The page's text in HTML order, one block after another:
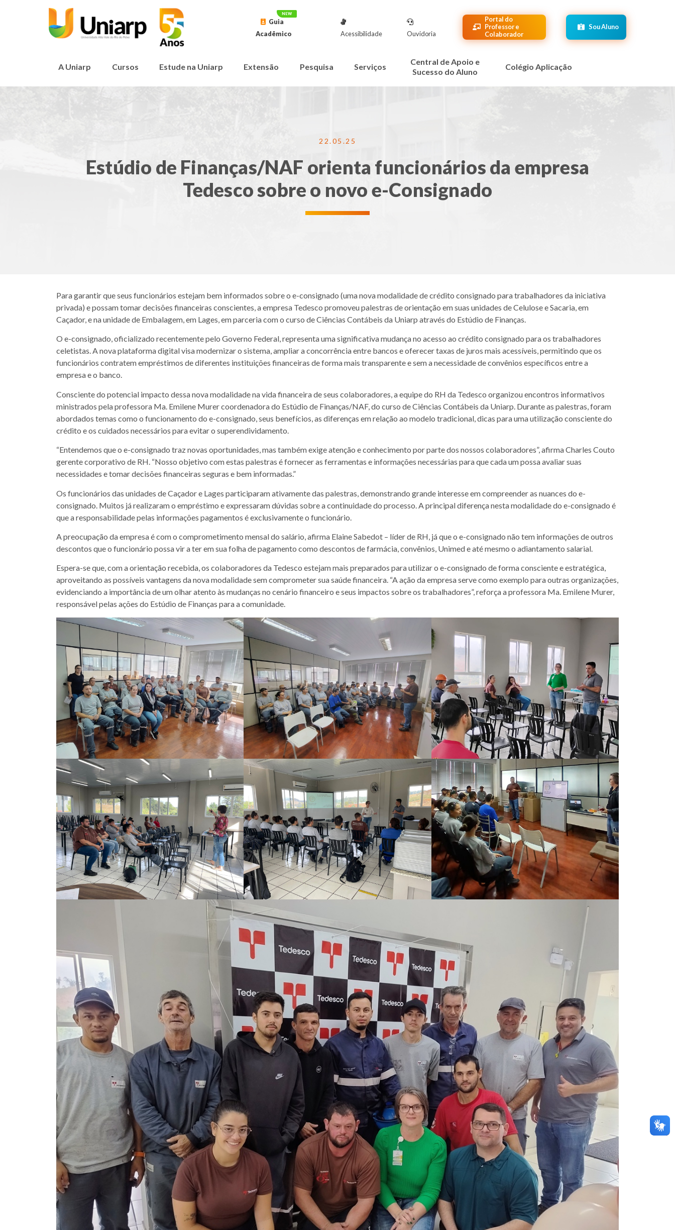
Guia
Acadêmico
Acessibilidade Ouvidoria
Portal do
Professor e
Colaborador
Sou Aluno
A Uniarp Cursos Estude na Uniarp Extensão Pesquisa Serviços
Central de Apoio e
Sucesso do Aluno
Colégio Aplicação
22.05.25
Estúdio de Finanças/NAF orienta funcionários da empresa
Tedesco sobre o novo e-Consignado
Para garantir que seus funcionários estejam bem informados sobre o e-consignado (uma nova modalidade de crédito consignado para trabalhadores da iniciativa
privada) e possam tomar decisões financeiras conscientes, a empresa Tedesco promoveu palestras de orientação em suas unidades de Celulose e Sacaria, em
Caçador, e na unidade de Embalagem, em Lages, em parceria com o curso de Ciências Contábeis da Uniarp através do Estúdio de Finanças.
O e-consignado, oficializado recentemente pelo Governo Federal, representa uma significativa mudança no acesso ao crédito consignado para os trabalhadores
celetistas. A nova plataforma digital visa modernizar o sistema, ampliar a concorrência entre bancos e oferecer taxas de juros mais acessíveis, permitindo que os
funcionários contratem empréstimos de diferentes instituições financeiras de forma mais transparente e sem a necessidade de convênios específicos entre a
empresa e o banco.
Consciente do potencial impacto dessa nova modalidade na vida financeira de seus colaboradores, a equipe do RH da Tedesco organizou encontros informativos
ministrados pela professora Ma. Emilene Murer coordenadora do Estúdio de Finanças/NAF, do curso de Ciências Contábeis da Uniarp. Durante as palestras, foram
abordados temas como o funcionamento do e-consignado, seus benefícios, as diferenças em relação ao modelo tradicional, dicas para uma utilização consciente do
crédito e os cuidados necessários para evitar o superendividamento.
“Entendemos que o e-consignado traz novas oportunidades, mas também exige atenção e conhecimento por parte dos nossos colaboradores”, afirma Charles Couto
gerente corporativo de RH. “Nosso objetivo com estas palestras é fornecer as ferramentas e informações necessárias para que cada um possa avaliar suas
necessidades e tomar decisões financeiras seguras e bem informadas.”
Os funcionários das unidades de Caçador e Lages participaram ativamente das palestras, demonstrando grande interesse em compreender as nuances do e-
consignado. Muitos já realizaram o empréstimo e expressaram dúvidas sobre a continuidade do processo. A principal diferença nesta modalidade do e-consignado é
que a responsabilidade pelas informações pagamentos é exclusivamente o funcionário.
A preocupação da empresa é com o comprometimento mensal do salário, afirma Elaine Sabedot – líder de RH, já que o e-consignado não tem informações de outros
descontos que o funcionário possa vir a ter em sua folha de pagamento como descontos de farmácia, convênios, Unimed e até mesmo o adiantamento salarial.
Espera-se que, com a orientação recebida, os colaboradores da Tedesco estejam mais preparados para utilizar o e-consignado de forma consciente e estratégica,
aproveitando as possíveis vantagens da nova modalidade sem comprometer sua saúde financeira. “A ação da empresa serve como exemplo para outras organizações,
evidenciando a importância de um olhar atento às mudanças no cenário financeiro e seus impactos sobre os trabalhadores”, reforça a professora Ma. Emilene Murer,
responsável pelas ações do Estúdio de Finanças para a comunidade.